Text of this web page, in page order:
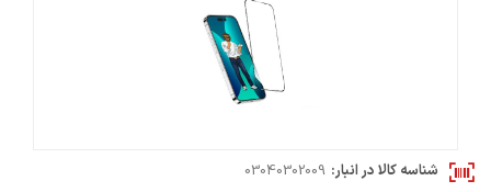
شناسه کالا در انبار: 03040302009